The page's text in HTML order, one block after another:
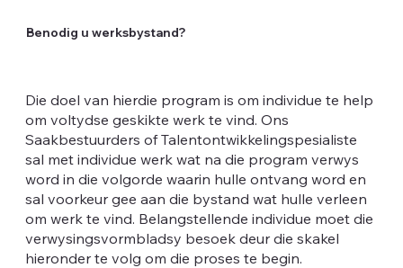
Benodig u werksbystand?
Die doel van hierdie program is om individue te help
om voltydse geskikte werk te vind. Ons
Saakbestuurders of Talentontwikkelingspesialiste
sal met individue werk wat na die program verwys
word in die volgorde waarin hulle ontvang word en
sal voorkeur gee aan die bystand wat hulle verleen
om werk te vind. Belangstellende individue moet die
verwysingsvormbladsy besoek deur die skakel
hieronder te volg om die proses te begin.